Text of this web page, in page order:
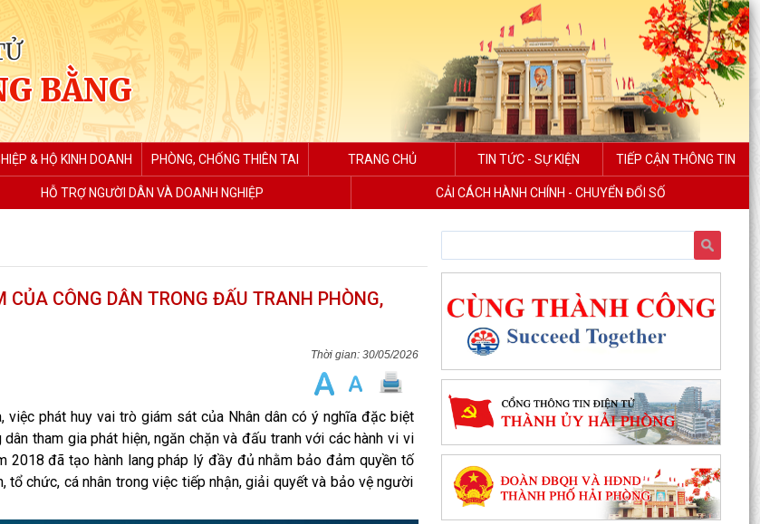
BẰNG
& HỘ KINH DOANH PHÒNG, CHỐNG THIÊN TAI TRANG CHỦ TIN TỨC - SỰ KIỆN TIẾP CẬN THÔNG TIN
HỖ TRỢ NGƯỜI DÂN VÀ DOANH NGHIỆP CẢI CÁCH HÀNH CHÍNH - CHUYỂN ĐỔI SỐ
CÔNG DÂN TRONG ĐẤU TRANH PHÒNG,
30/05/2026
việc phát huy vai trò giám sát của Nhân dân có ý nghĩa đặc biệt
tham gia phát hiện, ngăn chặn và đấu tranh với các hành vi vi
2018 đã tạo hành lang pháp lý đầy đủ nhằm bảo đảm quyền tố
chức, cá nhân trong việc tiếp nhận, giải quyết và bảo vệ người